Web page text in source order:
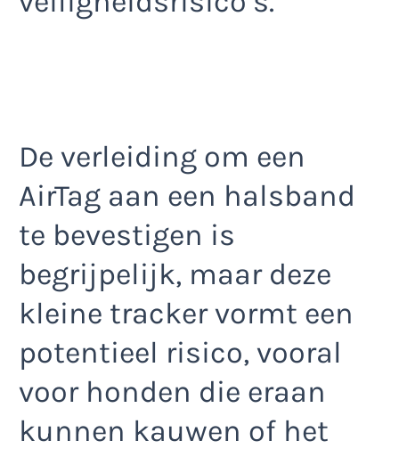
De verleiding om een
AirTag aan een halsband
te bevestigen is
begrijpelijk, maar deze
kleine tracker vormt een
potentieel risico, vooral
voor honden die eraan
kunnen kauwen of het